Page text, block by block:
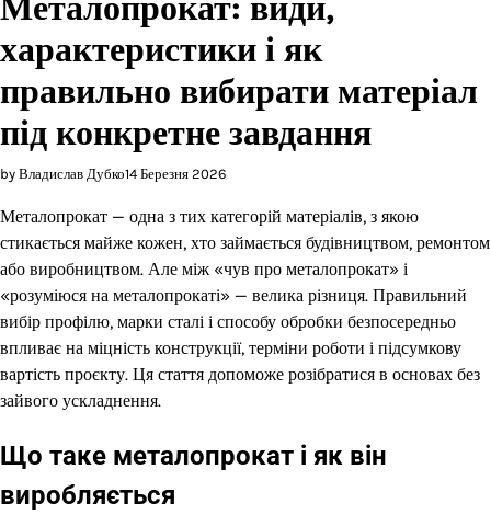
характеристики і як
правильно вибирати матеріал
під конкретне завдання
by Владислав Дубко14 Березня 2026
Металопрокат — одна з тих категорій матеріалів, з якою
стикається майже кожен, хто займається будівництвом, ремонтом
або виробництвом. Але між «чув про металопрокат» і
«розуміюся на металопрокаті» — велика різниця. Правильний
вибір профілю, марки сталі і способу обробки безпосередньо
впливає на міцність конструкції, терміни роботи і підсумкову
вартість проєкту. Ця стаття допоможе розібратися в основах без
зайвого ускладнення.
Що таке металопрокат і як він
виробляється